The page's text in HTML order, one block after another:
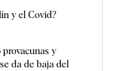
y el Covid?
y
da de baja del